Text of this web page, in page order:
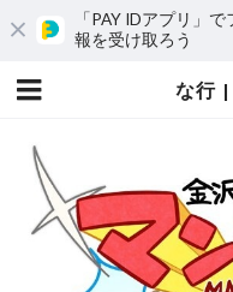
「PAY IDアプリ」
報を受け取ろう
な行